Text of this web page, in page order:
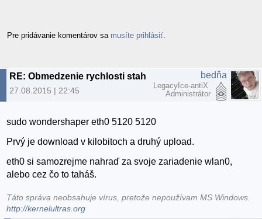
Pre pridávanie komentárov sa musíte prihlásiť
27.08.2015 | 22:45
bedňa
LegacyIce-antiX
Administrátor
sudo wondershaper eth0 5120 5120
Prvý je download v kilobitoch a druhý upload.
eth0 si samozrejme nahraď za svoje zariadenie wlan0,
alebo cez čo to taháš.
Táto správa neobsahuje vírus, pretože nepoužívam MS Windows.
http://kernelultras.org